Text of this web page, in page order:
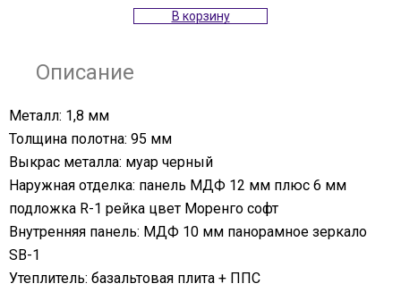
В корзину
Описание
Металл: 1,8 мм
Толщина полотна: 95 мм
Выкрас металла: муар черный
Наружная отделка: панель МДФ 12 мм плюс 6 мм
подложка R-1 рейка цвет Моренго софт
Внутренняя панель: МДФ 10 мм панорамное зеркало
SB-1
Утеплитель: базальтовая плита + ППС